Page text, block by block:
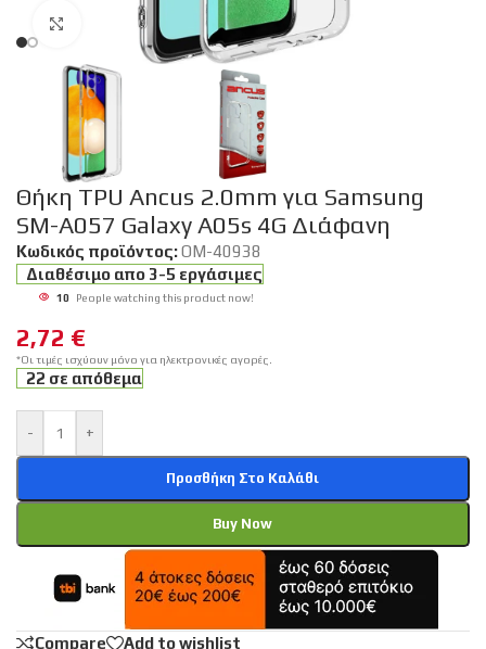
Click to enlarge
Θήκη TPU Ancus 2.0mm για Samsung
SM-A057 Galaxy A05s 4G Διάφανη
Κωδικός προϊόντος:OM-40938
Διαθέσιμο απο 3-5 εργάσιμες
10 People watching this product now!
2,72 €
*Οι τιμές ισχύουν μόνο για ηλεκτρονικές αγορές.
22 σε απόθεμα
- +
Προσθήκη Στο Καλάθι
Buy Now
Compare
Add to wishlist